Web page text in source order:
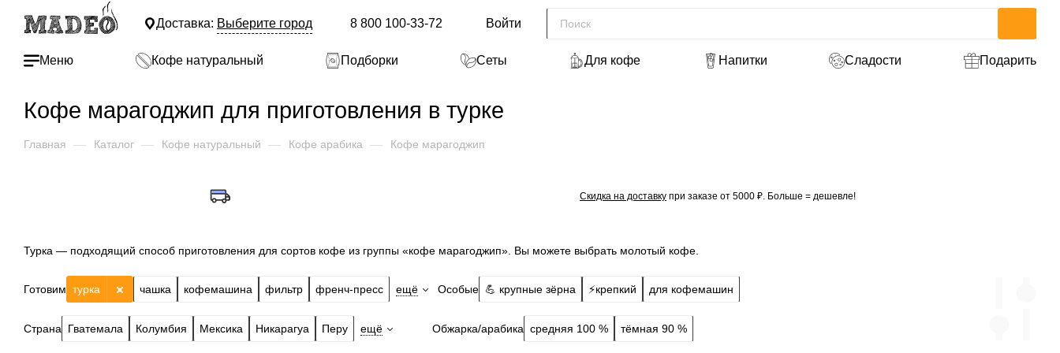
Доставка: Выберите город 8 800 100-33-72 Войти
Меню Кофе натуральный Подборки Сеты Для кофе Напитки Сладости Подарить
Кофе марагоджип для приготовления в турке
Главная — Каталог — Кофе натуральный — Кофе арабика — Кофе марагоджип
Скидка на доставку при заказе от 5000 ₽. Больше = дешевле!
Турка — подходящий способ приготовления для сортов кофе из группы «кофе марагоджип». Вы можете выбрать молотый кофе.
Готовим турка чашка кофемашина фильтр френч-пресс ещё Особые 💪 крупные зёрна ⚡️крепкий для кофемашин
Страна Гватемала Колумбия Мексика Никарагуа Перу ещё Обжарка/арабика средняя 100 % тёмная 90 %